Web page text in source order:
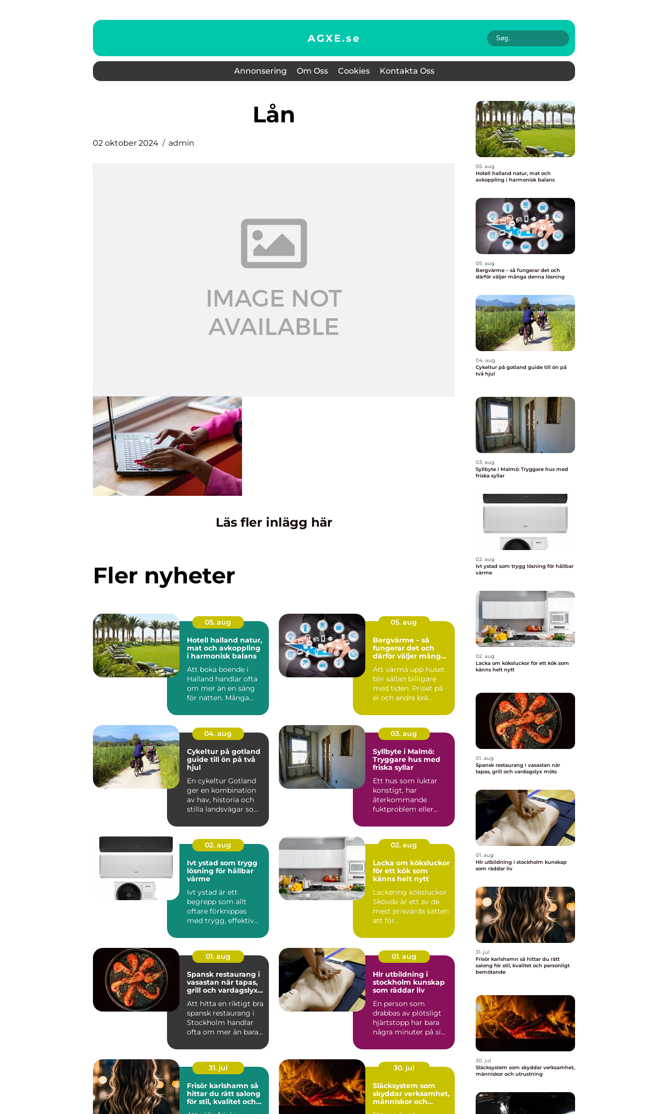
AGXE.se
Annonsering Om Oss Cookies Kontakta Oss
lån
02 oktober 2024 admin
Läs fler inlägg här
Fler nyheter
05. aug
Hotell halland natur,
mat och avkoppling
i harmonisk balans
Att boka boende i
Halland handlar ofta
om mer än en säng
för natten. Många
n...
05. aug
Bergvärme – så
fungerar det och
därför väljer många
Att värma upp huset
blir sällan billigare
med tiden. Priset på
el och andra brä...
04. aug
Cykeltur på gotland
guide till ön på två
hjul
En cykeltur Gotland
ger en kombination
av hav, historia och
stilla landsvägar som
03. aug
Syllbyte i Malmö:
Tryggare hus med
friska syllar
Ett hus som luktar
konstigt, har
återkommande
fuktproblem eller
inomhusbesvär kan...
02. aug
Ivt ystad som trygg
lösning för hållbar
värme
Ivt ystad är ett
begrepp som allt
oftare förknippas
med trygg, effektiv
sydliga ...
02. aug
Lacka om köksluckor
för ett kök som
känns helt nytt
Lackering köksluckor
Skövde är ett av de
mest prisvärda sätten
att för...
01. aug
Spansk restaurang i
vasastan när tapas,
grill och vardagslyx
Att hitta en riktigt bra
spansk restaurang i
Stockholm handlar
ofta om mer än bara
01. aug
Hlr utbildning i
stockholm kunskap
som räddar liv
En person som
drabbas av plötsligt
hjärtstopp har bara
några minuter på sig.
hinner...
31. jul
Frisör karlshamn så
hittar du rätt salong
för stil, kvalitet och
30. jul
Släcksystem som
skyddar verksamhet,
människor och
05. aug
Hotell halland natur, mat och
avkoppling i harmonisk balans
05. aug
Bergvärme – så fungerar det och
därför väljer många denna lösning
04. aug
Cykeltur på gotland guide till ön på
två hjul
03. aug
Syllbyte i Malmö: Tryggare hus med
friska syllar
02. aug
Ivt ystad som trygg lösning för hållbar
värme
02. aug
Lacka om köksluckor för ett kök som
känns helt nytt
01. aug
Spansk restaurang i vasastan när
tapas, grill och vardagslyx möts
01. aug
Hlr utbildning i stockholm kunskap
som räddar liv
31. jul
Frisör karlshamn så hittar du rätt
salong för stil, kvalitet och personligt
bemötande
30. jul
Släcksystem som skyddar verksamhet,
människor och utrustning